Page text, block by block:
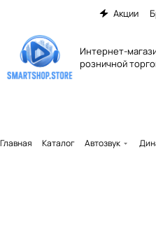
Акции
Интернет-
розничной
Главная Каталог Автозвук